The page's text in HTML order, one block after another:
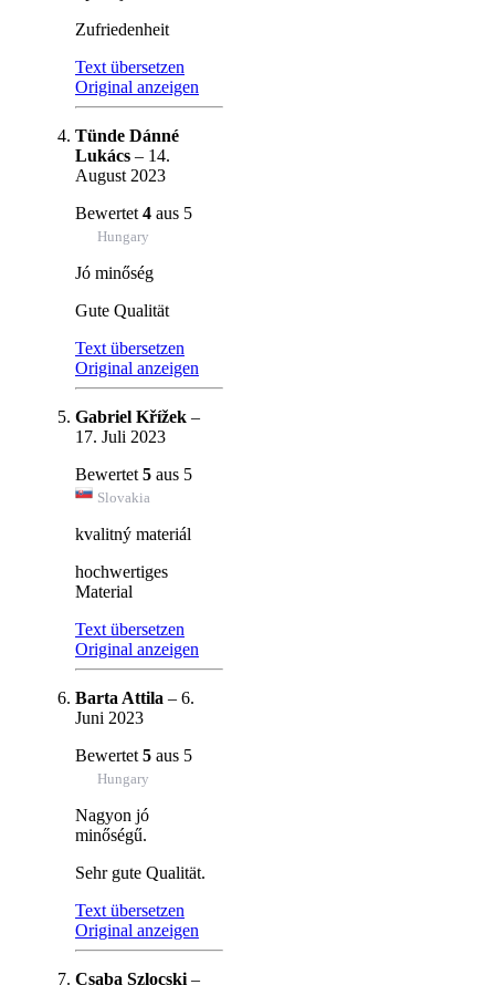
Zufriedenheit
Text übersetzen
Original anzeigen
Tünde Dánné
Lukács – 14.
August 2023
Bewertet 4 aus 5
Hungary
Jó minőség
Gute Qualität
Text übersetzen
Original anzeigen
Gabriel Křížek –
17. Juli 2023
Bewertet 5 aus 5
Slovakia
kvalitný materiál
hochwertiges
Material
Text übersetzen
Original anzeigen
Barta Attila – 6.
Juni 2023
Bewertet 5 aus 5
Hungary
Nagyon jó
minőségű.
Sehr gute Qualität.
Text übersetzen
Original anzeigen
Csaba Szlocski –